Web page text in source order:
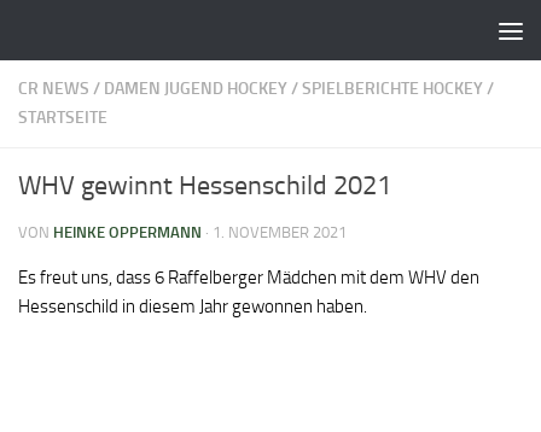
CR NEWS / DAMEN JUGEND HOCKEY/SPIELBERICHTE HOCKEY/
STARTSEITE
WHV gewinnt Hessenschild 2021
VON HEINKE OPPERMANN · 1. NOVEMBER 2021
Es freut uns, dass 6 Raffelberger Mädchen mit dem WHV den
Hessenschild in diesem Jahr gewonnen haben.